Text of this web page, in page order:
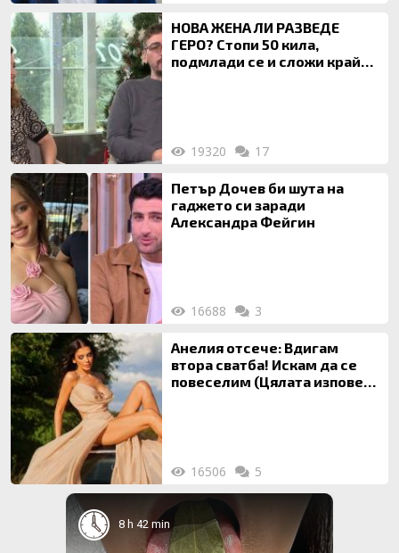
НОВА ЖЕНА ЛИ РАЗВЕДЕ
ГЕРО? Стопи 50 кила,
подмлади се и сложи край
19320 17
Петър Дочев би шута на
гаджето си заради
Александра Фейгин
16688 3
Анелия отсече: Вдигам
втора сватба! Искам да се
повеселим (Цялата изповед
16506 5
8 h 42 min